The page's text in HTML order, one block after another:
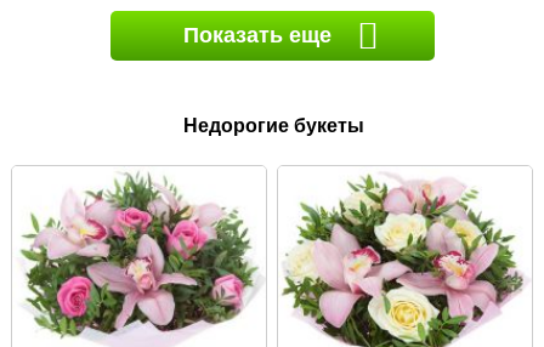
Показать еще
Недорогие букеты